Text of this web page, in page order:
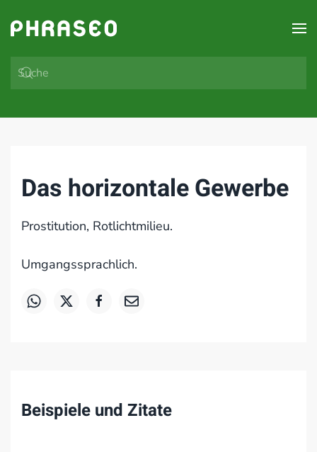
Zum Hauptinhalt springen
Das horizontale Gewerbe
Prostitution, Rotlichtmilieu.
Umgangssprachlich.
Beispiele und Zitate